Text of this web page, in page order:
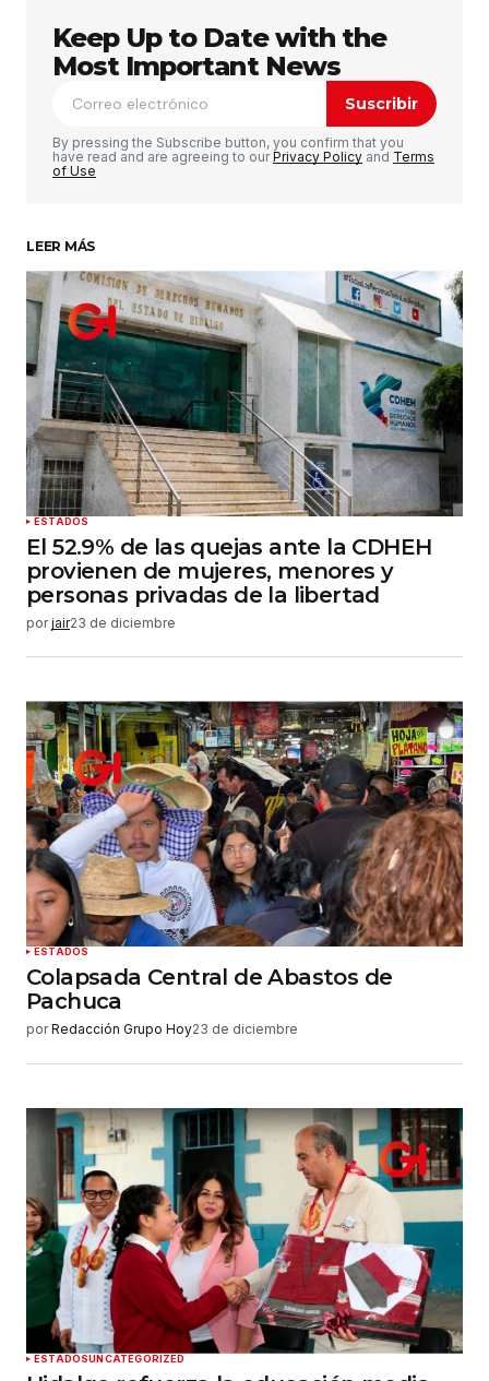
Tu dirección de correo electrónico no será
publicada. Los campos obligatorios están
marcados con *
Comentario *
Su nombre*
Tu correo electrónico*
Guardar mi nombre, correo electrónico y sitio
web en este navegador para la próxima vez que
haga un comentario.
Enviar comentario
Keep Up to Date with the
Most Important News
Suscribir
By pressing the Subscribe button, you confirm that you
have read and are agreeing to ourPrivacy Policy and Terms
of Use
LEER MÁS
ESTADOS
El 52.9% de las quejas ante la CDHEH
provienen de mujeres, menores y
personas privadas de la libertad
por jair23 de diciembre
ESTADOS
Colapsada Central de Abastos de
Pachuca
por Redacción Grupo Hoy23 de diciembre
ESTADOSUNCATEGORIZED